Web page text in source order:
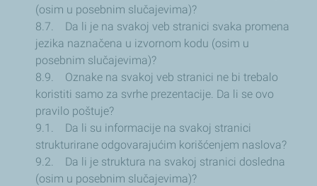
(osim u posebnim slučajevima)?
8.7. Da li je na svakoj veb stranici svaka promena
jezika naznačena u izvornom kodu (osim u
posebnim slučajevima)?
8.9. Oznake na svakoj veb stranici ne bi trebalo
koristiti samo za svrhe prezentacije. Da li se ovo
pravilo poštuje?
9.1. Da li su informacije na svakoj stranici
strukturirane odgovarajućim korišćenjem naslova?
9.2. Da li je struktura na svakoj stranici dosledna
(osim u posebnim slučajevima)?